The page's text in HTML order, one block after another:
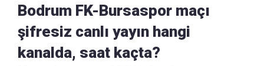
Bodrum FK-Bursaspor maçı
şifresiz canlı yayın hangi
kanalda, saat kaçta?